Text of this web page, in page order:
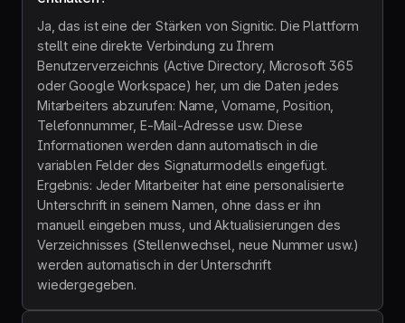
Ja, das ist eine der Stärken von Signitic. Die Plattform
stellt eine direkte Verbindung zu Ihrem
Benutzerverzeichnis (Active Directory, Microsoft 365
oder Google Workspace) her, um die Daten jedes
Mitarbeiters abzurufen: Name, Vorname, Position,
Telefonnummer, E-Mail-Adresse usw. Diese
Informationen werden dann automatisch in die
variablen Felder des Signaturmodells eingefügt.
Ergebnis: Jeder Mitarbeiter hat eine personalisierte
Unterschrift in seinem Namen, ohne dass er ihn
manuell eingeben muss, und Aktualisierungen des
Verzeichnisses (Stellenwechsel, neue Nummer usw.)
werden automatisch in der Unterschrift
wiedergegeben.